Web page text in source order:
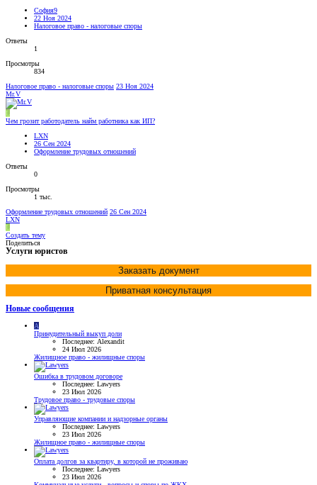
София9
22 Ноя 2024
Налоговое право - налоговые споры
Ответы
1
Просмотры
834
Налоговое право - налоговые споры 23 Ноя 2024
Mr.V
L
Чем грозит работодатель найм работника как ИП?
LXN
26 Сен 2024
Оформление трудовых отношений
Ответы
0
Просмотры
1 тыс.
Оформление трудовых отношений 26 Сен 2024
LXN
L
Создать тему
Поделиться
Услуги юристов
Заказать документ
Приватная консультация
Новые сообщения
A
Принудительный выкуп доли
Последнее: Alexandit
24 Июл 2026
Жилищное право - жилищные споры
Ошибка в трудовом договоре
Последнее: Lawyers
23 Июл 2026
Трудовое право - трудовые споры
Управляющие компании и надзорные органы
Последнее: Lawyers
23 Июл 2026
Жилищное право - жилищные споры
Оплата долгов за квартиру, в которой не проживаю
Последнее: Lawyers
23 Июл 2026